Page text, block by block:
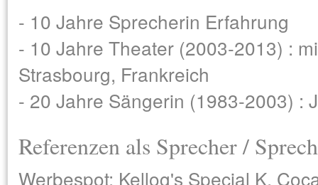
- 10 Jahre Sprecherin Erfahrung
- 10 Jahre Theater (2003-2013) :
Strasbourg, Frankreich
- 20 Jahre Sängerin (1983-2003) :
Referenzen als Sprecher /
Werbespot: Kellog's Special K,